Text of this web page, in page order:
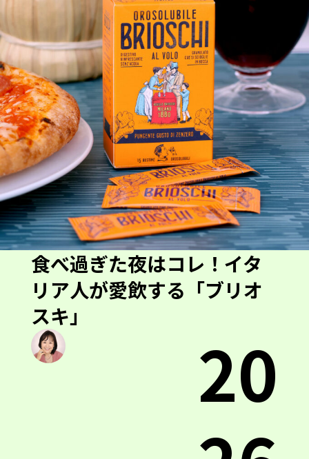
食べ過ぎた夜はコレ！イタ
リア人が愛飲する「ブリオ
スキ」
20